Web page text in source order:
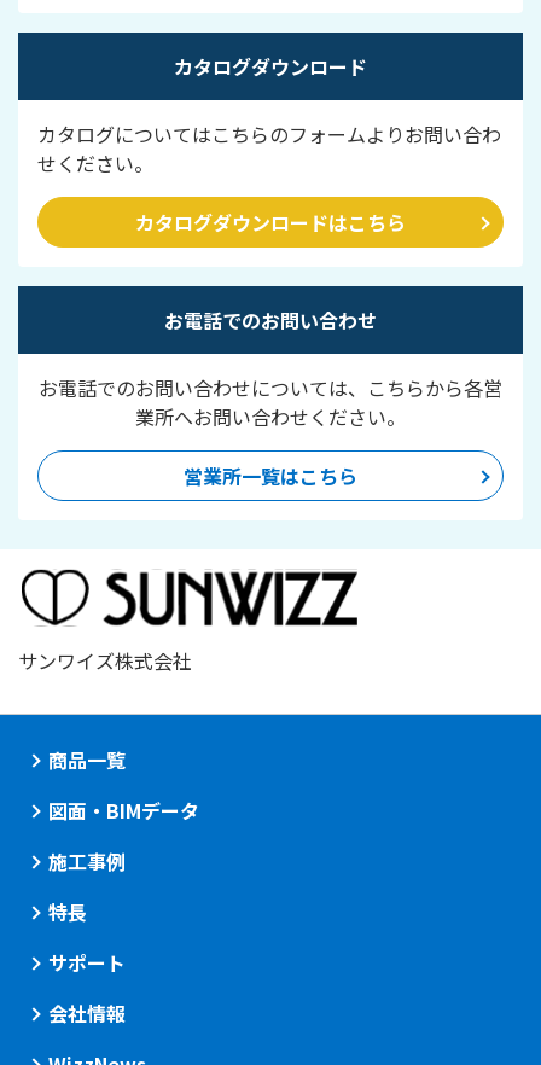
カタログダウンロード
カタログについてはこちらのフォームよりお問い合わ
せください。
カタログダウンロードはこちら
お電話でのお問い合わせ
お電話でのお問い合わせについては、こちらから各営
業所へお問い合わせください。
営業所一覧はこちら
サンワイズ株式会社
商品一覧
図面・BIMデータ
施工事例
特長
サポート
会社情報